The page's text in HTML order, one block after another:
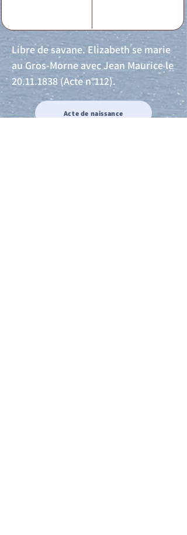
Libre de savane. Elizabeth se marie
au Gros-Morne avec Jean Maurice le
20.11.1838(Acte n°112).
Acte de naissance